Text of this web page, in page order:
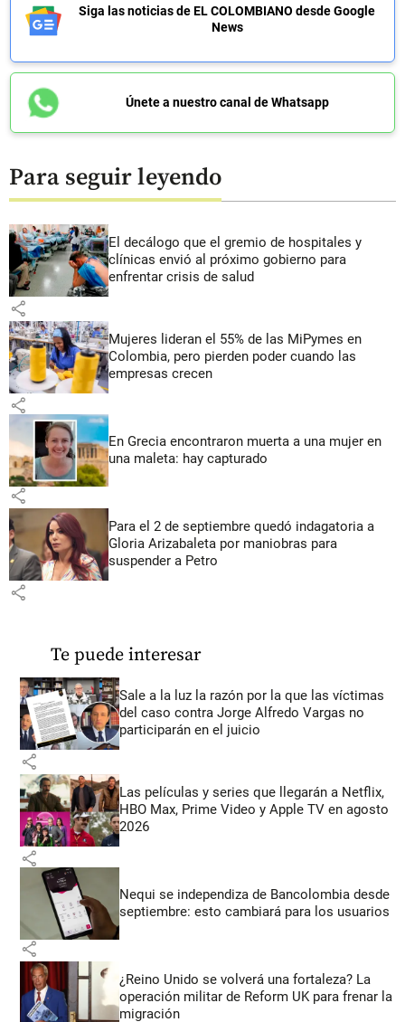
Siga las noticias de EL COLOMBIANO desde Google
News
Únete a nuestro canal de Whatsapp
Para seguir leyendo
El decálogo que el gremio de hospitales y
clínicas envió al próximo gobierno para
enfrentar crisis de salud
share
Mujeres lideran el 55% de las MiPymes en
Colombia, pero pierden poder cuando las
empresas crecen
share
En Grecia encontraron muerta a una mujer en
una maleta: hay capturado
share
Para el 2 de septiembre quedó indagatoria a
Gloria Arizabaleta por maniobras para
suspender a Petro
share
Te puede interesar
Sale a la luz la razón por la que las víctimas
del caso contra Jorge Alfredo Vargas no
participarán en el juicio
share
Las películas y series que llegarán a Netflix,
HBO Max, Prime Video y Apple TV en agosto
2026
share
Nequi se independiza de Bancolombia desde
septiembre: esto cambiará para los usuarios
share
¿Reino Unido se volverá una fortaleza? La
operación militar de Reform UK para frenar la
migración